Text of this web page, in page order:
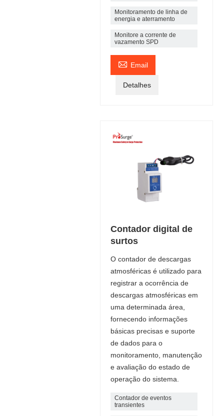
Monitoramento de linha de
energia e aterramento
Monitore a corrente de
vazamento SPD
 Email
Detalhes
Contador digital de
surtos
O contador de descargas
atmosféricas é utilizado para
registrar a ocorrência de
descargas atmosféricas em
uma determinada área,
fornecendo informações
básicas precisas e suporte
de dados para o
monitoramento, manutenção
e avaliação do estado de
operação do sistema.
Contador de eventos
transientes